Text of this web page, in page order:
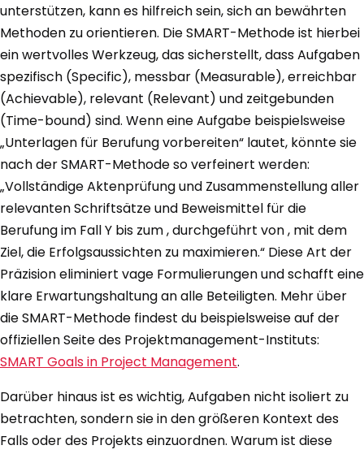
unterstützen, kann es hilfreich sein, sich an bewährten
Methoden zu orientieren. Die SMART-Methode ist hierbei
ein wertvolles Werkzeug, das sicherstellt, dass Aufgaben
spezifisch (Specific), messbar (Measurable), erreichbar
(Achievable), relevant (Relevant) und zeitgebunden
(Time-bound) sind. Wenn eine Aufgabe beispielsweise
„Unterlagen für Berufung vorbereiten“ lautet, könnte sie
nach der SMART-Methode so verfeinert werden:
„Vollständige Aktenprüfung und Zusammenstellung aller
relevanten Schriftsätze und Beweismittel für die
Berufung im Fall Y bis zum , durchgeführt von , mit dem
Ziel, die Erfolgsaussichten zu maximieren.“ Diese Art der
Präzision eliminiert vage Formulierungen und schafft eine
klare Erwartungshaltung an alle Beteiligten. Mehr über
die SMART-Methode findest du beispielsweise auf der
offiziellen Seite des Projektmanagement-Instituts:
SMART Goals in Project Management.
Darüber hinaus ist es wichtig, Aufgaben nicht isoliert zu
betrachten, sondern sie in den größeren Kontext des
Falls oder des Projekts einzuordnen. Warum ist diese